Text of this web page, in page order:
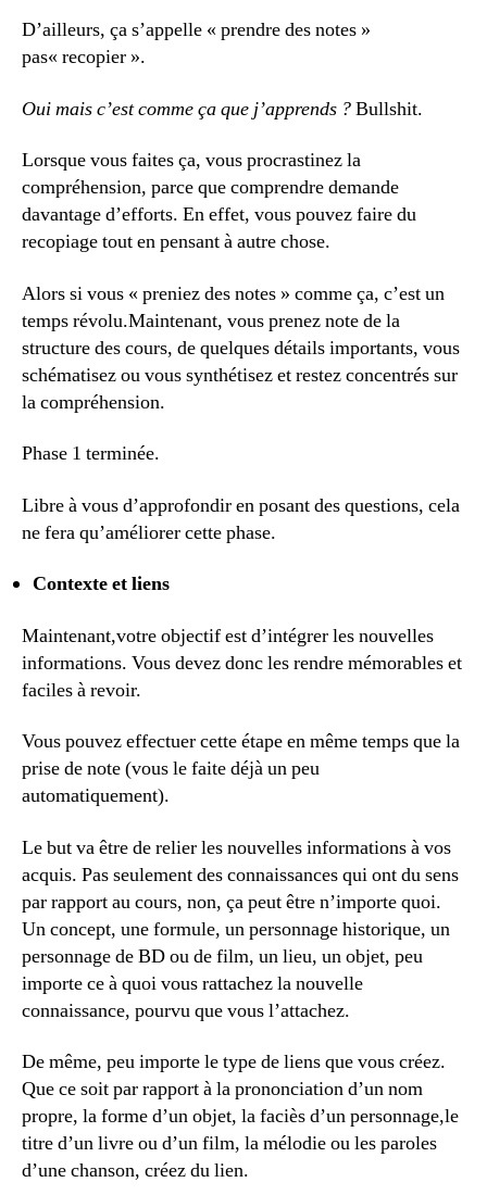
D’ailleurs, ça s’appelle « prendre des notes »
pas« recopier ».
Oui mais c’est comme ça que j’apprends ?Bullshit.
Lorsque vous faites ça, vous procrastinez la
compréhension, parce que comprendre demande
davantage d’efforts. En effet, vous pouvez faire du
recopiage tout en pensant à autre chose.
Alors si vous « preniez des notes » comme ça, c’est un
temps révolu.Maintenant, vous prenez note de la
structure des cours, de quelques détails importants, vous
schématisez ou vous synthétisez et restez concentrés sur
la compréhension.
Phase 1 terminée.
Libre à vous d’approfondir en posant des questions, cela
ne fera qu’améliorer cette phase.
Contexte et liens
Maintenant,votre objectif est d’intégrer les nouvelles
informations. Vous devez donc les rendre mémorables et
faciles à revoir.
Vous pouvez effectuer cette étape en même temps que la
prise de note (vous le faite déjà un peu
automatiquement).
Le but va être de relier les nouvelles informations à vos
acquis. Pas seulement des connaissances qui ont du sens
par rapport au cours, non, ça peut être n’importe quoi.
Un concept, une formule, un personnage historique, un
personnage de BD ou de film, un lieu, un objet, peu
importe ce à quoi vous rattachez la nouvelle
connaissance, pourvu que vous l’attachez.
De même, peu importe le type de liens que vous créez.
Que ce soit par rapport à la prononciation d’un nom
propre, la forme d’un objet, la faciès d’un personnage,le
titre d’un livre ou d’un film, la mélodie ou les paroles
d’une chanson, créez du lien.